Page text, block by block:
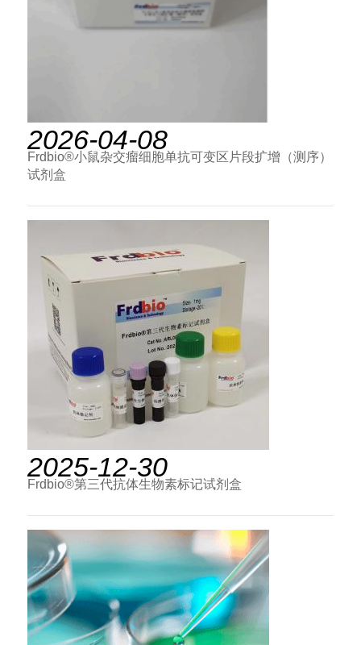
2026-04-08
Frdbio®小鼠杂交瘤细胞单抗可变区片段扩增（测序）
试剂盒
2025-12-30
Frdbio®第三代抗体生物素标记试剂盒